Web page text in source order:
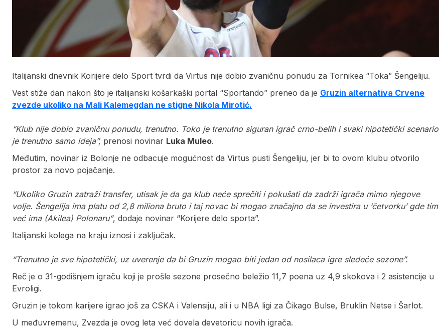
Italijanski dnevnik Korijere delo Sport tvrdi da Virtus nije dobio zvaničnu ponudu za Tornikea “Toka” Šengeliju.
Vest stiže dan nakon što je italijanski košarkaški portal “Sportando” preneo da je Gruzin alternativa Crvene
zvezde ukoliko na Mali Kalemegdan ne stigne Nikola Mirotić.
“Klub nije dobio zvaničnu ponudu, trenutno. Toko je trenutno siguran igrač crno-belih i svaki hipotetički scenario
je trenutno samo ideja”, prenosi novinar Luka Muleo.
Međutim, novinar iz Bolonje ne odbacuje mogućnost da Virtus pusti Šengeliju, jer bi to ovom klubu otvorilo
prostor za novo pojačanje.
“Ukoliko Gruzin zatraži transfer, utisak je da ga klub neće sprečiti i pokušati da zadrži igrača mimo njegove
volje. Šengelija ima platu od 2,8 miliona bruto i taj novac bi mogao značajno da se investira u ‘četvorku’ gde tim
već ima (Akilea) Polonaru”, dodaje novinar “Korijere delo sporta”.
Italijanski kolega na kraju iznosi i zaključak.
“Trenutno je sve hipotetički, uz uverenje da bi Gruzin mogao biti jedan od nosilaca igre sledeće sezone”.
Reč je o 31-godišnjem igraču koji je prošle sezone prosečno beležio 11,7 poena uz 4,9 skokova i 2 asistencije u
Evroligi.
Gruzin je tokom karijere igrao još za CSKA i Valensiju, ali i u NBA ligi za Čikago Bulse, Bruklin Netse i Šarlot.
U međuvremenu, Zvezda je ovog leta već dovela devetoricu novih igrača.